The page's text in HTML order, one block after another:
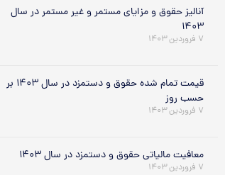
آنالیز حقوق و مزایای مستمر و غیر مستمر در سال
۱۴۰۳
۷ فروردین ۱۴۰۳
قیمت تمام شده حقوق و دستمزد در سال ۱۴۰۳ بر
حسب روز
۷ فروردین ۱۴۰۳
معافیت مالیاتی حقوق و دستمزد در سال ۱۴۰۳
۷ فروردین ۱۴۰۳